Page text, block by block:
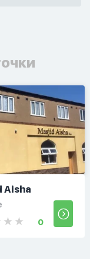
Aisha
0